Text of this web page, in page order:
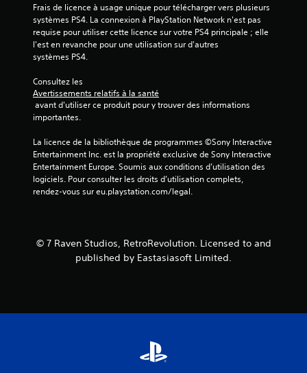
Frais de licence à usage unique pour télécharger vers plusieurs
systèmes PS4. La connexion à PlayStation Network n'est pas
requise pour utiliser cette licence sur votre PS4 principale ; elle
l'est en revanche pour une utilisation sur d'autres
systèmes PS4.
Consultez les
Avertissements relatifs à la santé
importantes.
La licence de la bibliothèque de programmes ©Sony Interactive
Entertainment Inc. est la propriété exclusive de Sony Interactive
Entertainment Europe. Soumis aux conditions d’utilisation des
logiciels. Pour consulter les droits d’utilisation complets,
rendez-vous sur eu.playstation.com/legal.
© 7 Raven Studios, RetroRevolution. Licensed to and
published by Eastasiasoft Limited.